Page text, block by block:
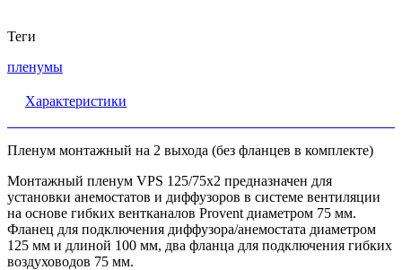
Теги
пленумы
Характеристики
Пленум монтажный на 2 выхода (без фланцев в комплекте)
Монтажный пленум VPS 125/75х2 предназначен для
установки анемостатов и диффузоров в системе вентиляции
на основе гибких вентканалов Provent диаметром 75 мм.
Фланец для подключения диффузора/анемостата диаметром
125 мм и длиной 100 мм, два фланца для подключения гибких
воздуховодов 75 мм.